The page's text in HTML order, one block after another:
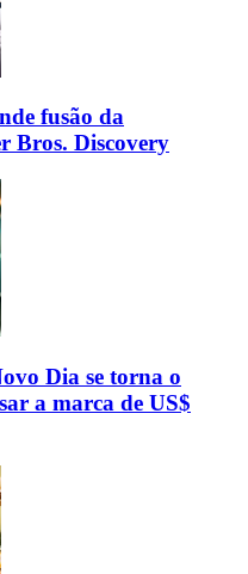
fusão da
Bros. Discovery
Dia se torna o
a marca de US$